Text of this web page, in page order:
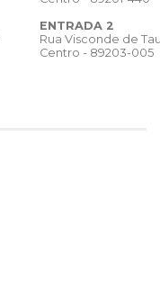
ENTRADA 2
Rua Visconde de
Centro - 89203-005